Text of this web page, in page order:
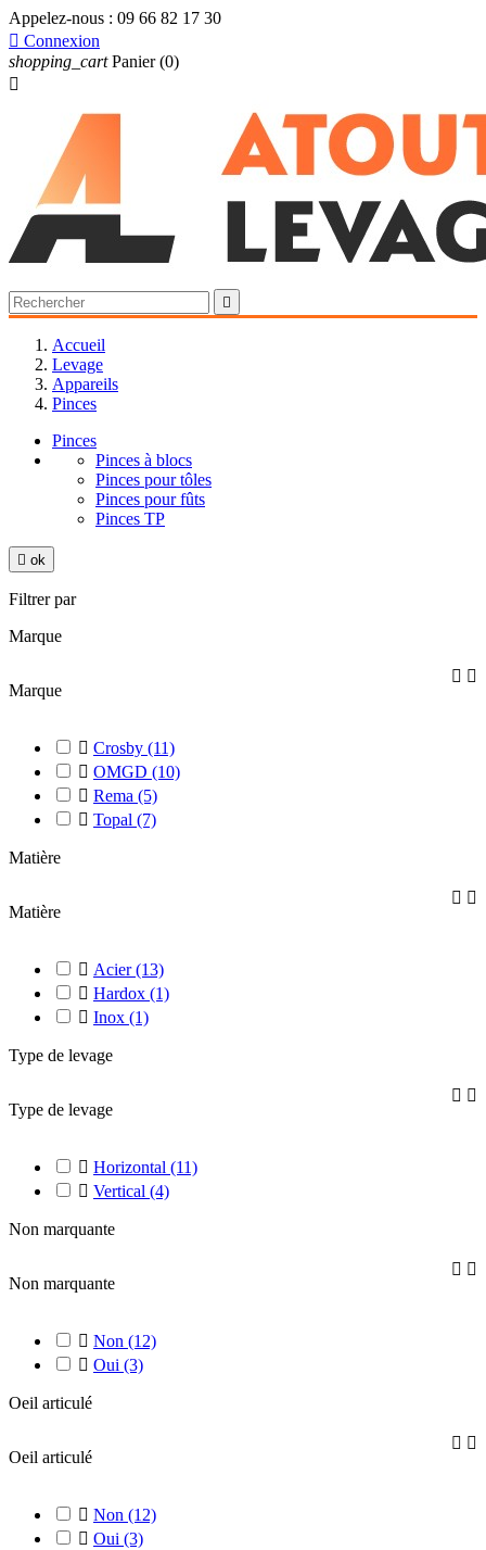
Appelez-nous : 09 66 82 17 30
 Connexion
shopping_cart Panier (0)


Accueil
Levage
Appareils
Pinces
Pinces
Pinces à blocs
Pinces pour tôles
Pinces pour fûts
Pinces TP
 ok
Filtrer par
Marque
Marque
 
 Crosby (11)
 OMGD (10)
 Rema (5)
 Topal (7)
Matière
Matière
 
 Acier(13)
 Hardox (1)
 Inox (1)
Type de levage
Type de levage
 
 Horizontal (11)
 Vertical (4)
Non marquante
Non marquante
 
 Non (12)
 Oui (3)
Oeil articulé
Oeil articulé
 
 Non (12)
 Oui (3)